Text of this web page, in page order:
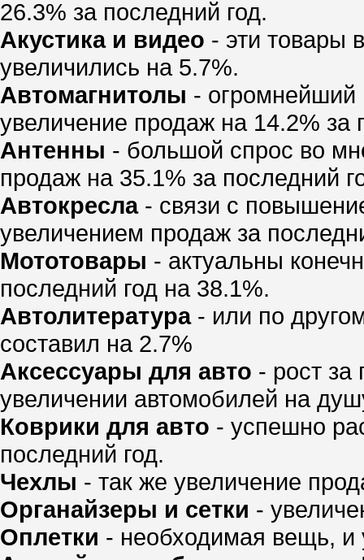
26.3% за последний год.
Акустика и видео - эти товары
увеличились на 5.7%.
Автомагнитолы - огромнейший
увеличение продаж на 14.2% за
Антенны - большой спрос во
продаж на 35.1% за последний
Автокресла- связи с
увеличением продаж за
Мототовары - актуальны
последний год на 38.1%.
Автолитература- или по
составил на 2.7%
Аксессуары для авто - рост за
увеличении автомобилей на
Коврики для авто - успешно
последний год.
Чехлы - так же увеличение
Органайзеры и сетки -
Оплетки - необходимая вещь, и